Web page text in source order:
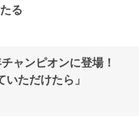
る
ャンピオンに登場！
いただけたら」